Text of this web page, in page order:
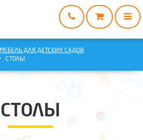
МЕБЕЛЬ ДЛЯ ДЕТСКИХ САДОВ
СТОЛЫ
СТОЛЫ